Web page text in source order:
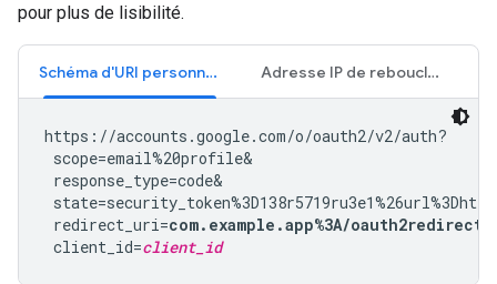
pour plus de lisibilité.
Schéma d'URI personnalisé Adresse IP de rebouclage
https://accounts.google.com/o/oauth2/v2/auth?
scope=email%20profile&
response_type=code&
redirect_uri=com.example.app%3A/oauth2redirect
client_id=client_id